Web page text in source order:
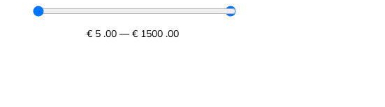
€ 5 .00 —€ 1500 .00